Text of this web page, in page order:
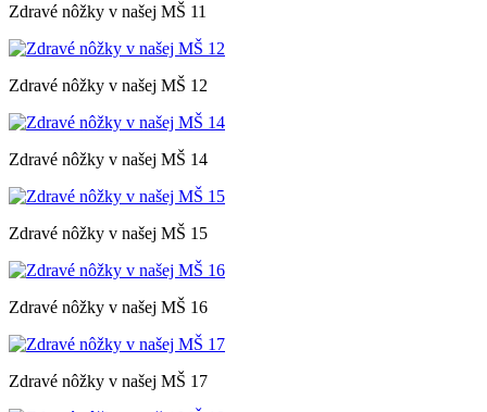
Zdravé nôžky v našej MŠ 11
Zdravé nôžky v našej MŠ 12
Zdravé nôžky v našej MŠ 14
Zdravé nôžky v našej MŠ 15
Zdravé nôžky v našej MŠ 16
Zdravé nôžky v našej MŠ 17